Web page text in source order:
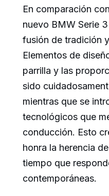
En comparación
nuevo BMW Serie
fusión de tradición
Elementos de
parrilla y las
sido
mientras que se
tecnológicos que
conducción. Esto
honra la herencia
tiempo que
contemporáneas.